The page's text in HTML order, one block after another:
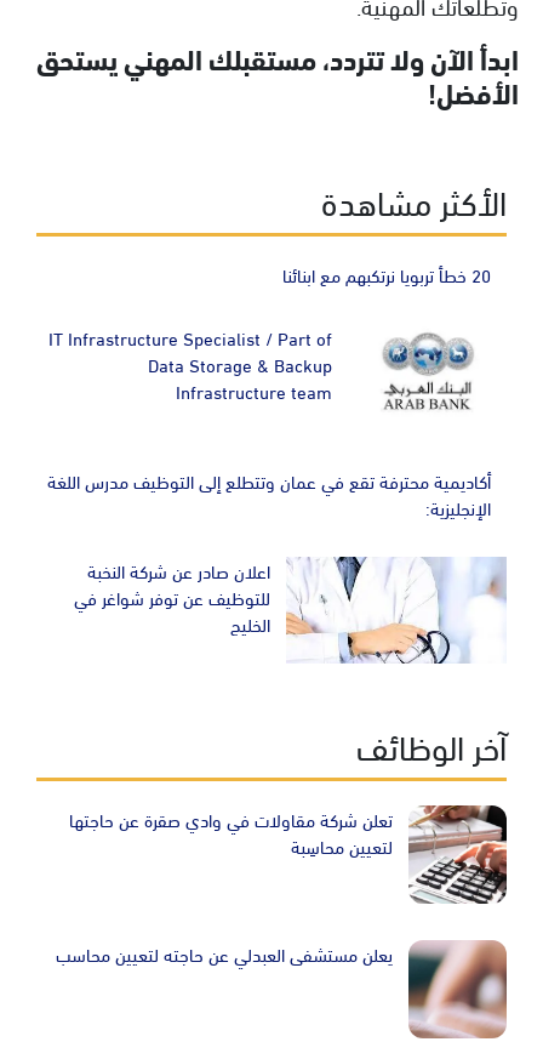
ابدأ الآن ولا تتردد، مستقبلك المهني يستحق
الأفضل!
الأكثر مشاهدة
20 خطأ تربويا نرتكبهم مع ابنائنا
IT Infrastructure Specialist / Part of
Data Storage & Backup
Infrastructure team
أكاديمية محترفة تقع في عمان وتتطلع إلى التوظيف مدرس اللغة
الإنجليزية:
اعلان صادر عن شركة النخبة
للتوظيف عن توفر شواغر في
الخليج
آخر الوظائف
تعلن شركة مقاولات في وادي صقرة عن حاجتها
لتعيين محاسِبة
يعلن مستشفى العبدلي عن حاجته لتعيين محاسب